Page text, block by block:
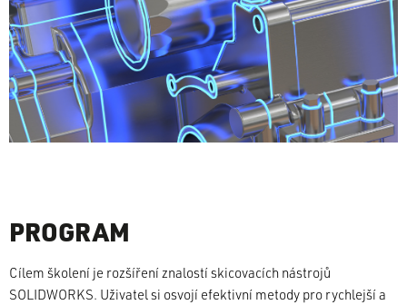
PROGRAM
Cílem školení je rozšíření znalostí skicovacích nástrojů
SOLIDWORKS. Uživatel si osvojí efektivní metody pro rychlejší a